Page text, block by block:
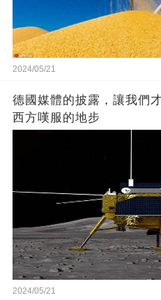
2024/05/21
德國媒體的披露，讓我們
西方嘆服的地步
2024/05/21